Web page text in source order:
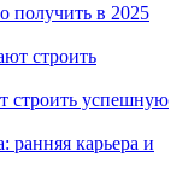
получить в 2025
строить успешную